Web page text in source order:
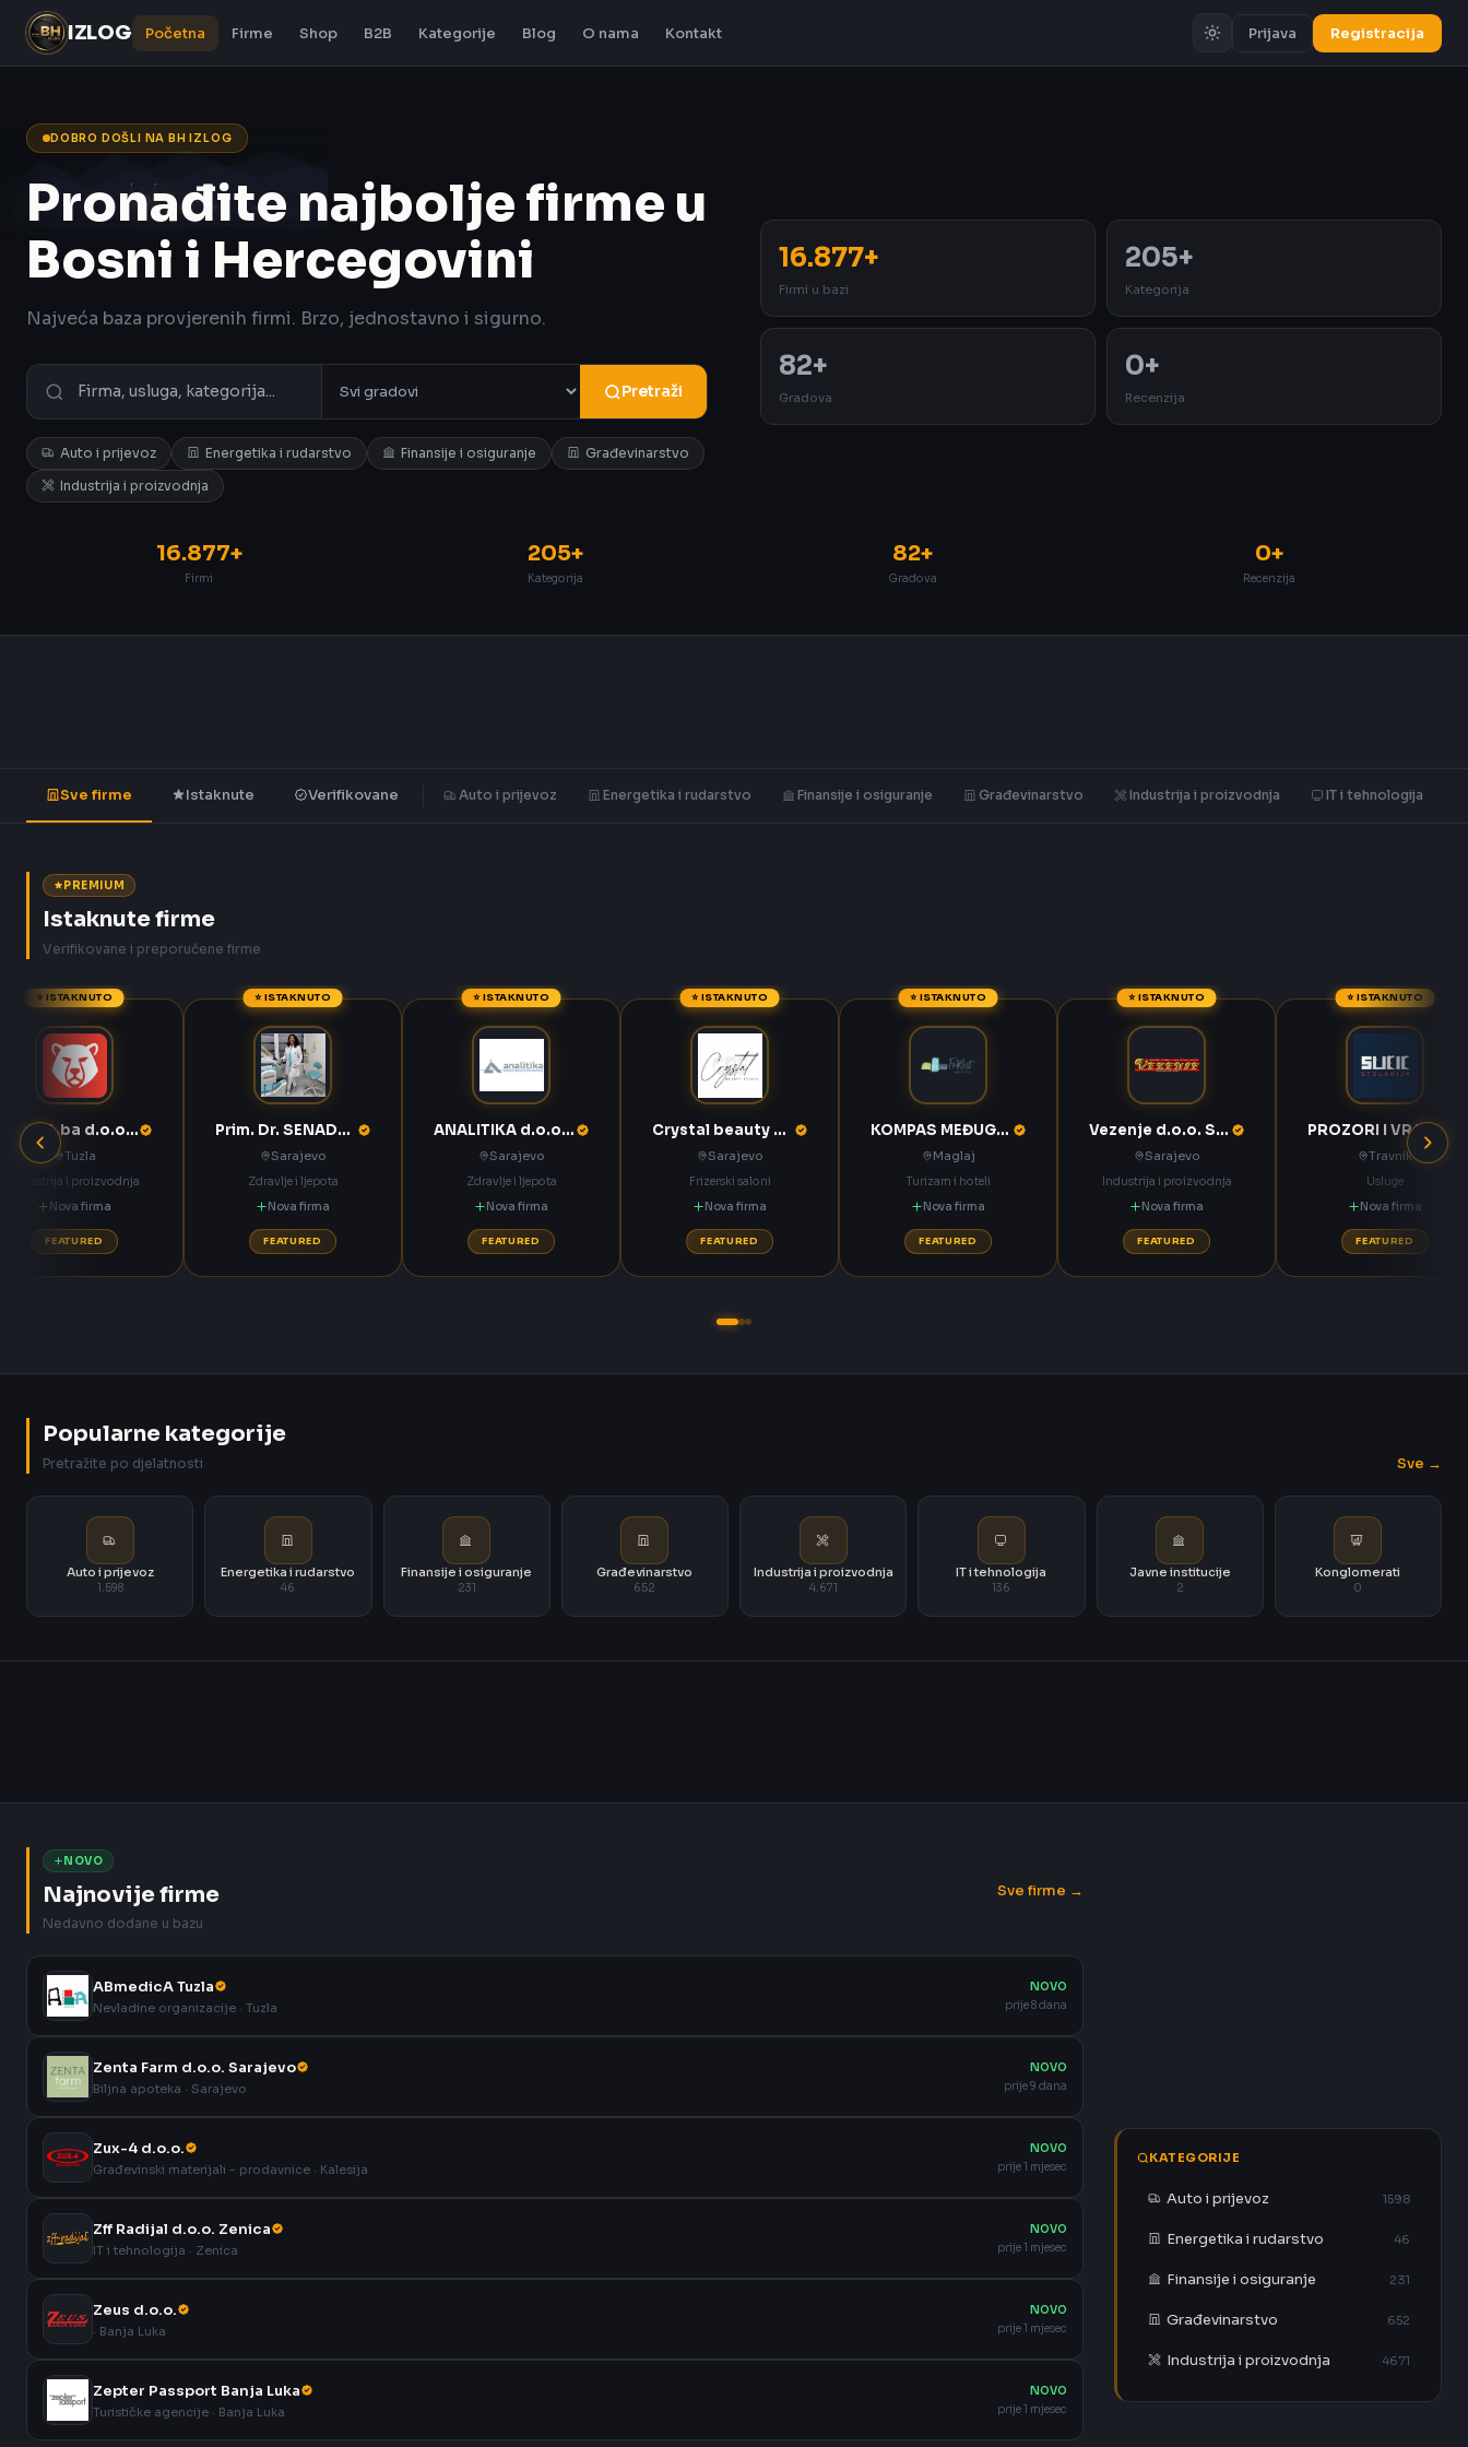
IZLOG Početna Firme Shop B2B Kategorije Blog O nama Kontakt Prijava Registracija
DOBRO DOŠLI NA BH IZLOG
Pronađite najbolje firme u
Bosni i Hercegovini
Najveća baza provjerenih firmi. Brzo, jednostavno i sigurno.
Pretraži
Auto i prijevoz Energetika i rudarstvo Finansije i osiguranje
Građevinarstvo
Industrija i proizvodnja
16.877+
Firmi u bazi
205+
Kategorija
82+
Gradova
0+
Recenzija
16.877+
Firmi
205+
Kategorija
82+
Gradova
0+
Recenzija
Sve firme Istaknute Verifikovane Auto i prijevoz Energetika i rudarstvo Finansije i osiguranje Građevinarstvo Industrija i proizvodnja IT i tehnologija
PREMIUM
Istaknute firme
Verifikovane i preporučene firme
⭐ ISTAKNUTO
ANNOA.ba d.o.o. Tuzla
Tuzla
Industrija i proizvodnja
Nova firma
FEATURED
⭐ ISTAKNUTO
Prim. Dr. SENADETA OMERBAŠIĆ STOMATOLOŠKA ORDINACIJA
Sarajevo
Zdravlje i ljepota
Nova firma
FEATURED
⭐ ISTAKNUTO
ANALITIKA d.o.o. Sarajevo
Sarajevo
Zdravlje i ljepota
Nova firma
FEATURED
⭐ ISTAKNUTO
Crystal beauty studio Sarajevo
Sarajevo
Frizerski saloni
Nova firma
FEATURED
⭐ ISTAKNUTO
KOMPAS MEĐUGORJE d.d. Međugorje
Maglaj
Turizam i hoteli
Nova firma
FEATURED
⭐ ISTAKNUTO
Vezenje d.o.o. Sarajevo
Sarajevo
Industrija i proizvodnja
Nova firma
FEATURED
⭐ ISTAKNUTO
PROZORI I VRATA Sučić Nova Bila
Travnik
Usluge
Nova firma
FEATURED
Popularne kategorije
Pretražite po djelatnosti Sve →
Auto i prijevoz
1.598
Energetika i rudarstvo
46
Finansije i osiguranje
231
Građevinarstvo
652
Industrija i proizvodnja
4.671
IT i tehnologija
136
Javne institucije
2
Konglomerati
0
NOVO
Najnovije firme
Nedavno dodane u bazu
Sve firme →
ABmedicA Tuzla
Nevladine organizacije · Tuzla
NOVO
prije 8 dana
Zenta Farm d.o.o. Sarajevo
Biljna apoteka · Sarajevo
NOVO
prije 9 dana
Zux-4 d.o.o.
Građevinski materijali - prodavnice · Kalesija
NOVO
prije 1 mjesec
Zff Radijal d.o.o. Zenica
IT i tehnologija · Zenica
NOVO
prije 1 mjesec
Zeus d.o.o.
· Banja Luka
NOVO
prije 1 mjesec
Zepter Passport Banja Luka
Turističke agencije · Banja Luka
NOVO
prije 1 mjesec
KATEGORIJE
Auto i prijevoz 1598
Energetika i rudarstvo 46
Finansije i osiguranje 231
Građevinarstvo 652
Industrija i proizvodnja 4671